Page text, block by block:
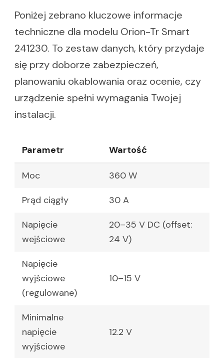
Poniżej zebrano kluczowe informacje
techniczne dla modelu Orion-Tr Smart
241230. To zestaw danych, który przydaje
się przy doborze zabezpieczeń,
planowaniu okablowania oraz ocenie, czy
urządzenie spełni wymagania Twojej
instalacji.
Parametr Wartość
Moc 360 W
Prąd ciągły 30 A
Napięcie
wejściowe
20–35 V DC (offset:
24 V)
Napięcie
wyjściowe
(regulowane)
10–15 V
Minimalne
napięcie
wyjściowe
12.2 V